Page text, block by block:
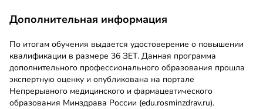
Дополнительная информация
По итогам обучения выдается удостоверение о повышении
квалификации в размере 36 ЗЕТ. Данная программа
дополнительного профессионального образования прошла
экспертную оценку и опубликована на портале
Непрерывного медицинского и фармацевтического
образования Минздрава России (edu.rosminzdrav.ru).